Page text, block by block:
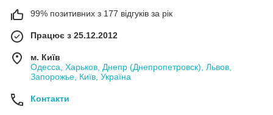
99% позитивних з 177 відгуків за рік
Працює з 25.12.2012
м. Київ
Одесса, Харьков, Днепр (Днепропетровск), Львов,
Запорожье, Київ, Україна
Контакти